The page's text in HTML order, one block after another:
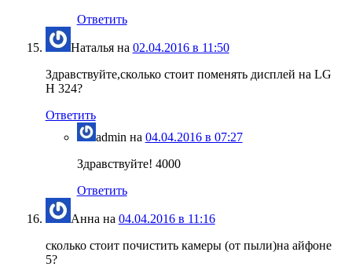
Ответить
Натальяна 02.04.2016 в 11:50
Здравствуйте,сколько стоит поменять дисплей на LG
H 324?
Ответить
admin на 04.04.2016 в 07:27
Здравствуйте! 4000
Ответить
Анна на 04.04.2016 в 11:16
сколько стоит почистить камеры (от пыли)на айфоне
5?